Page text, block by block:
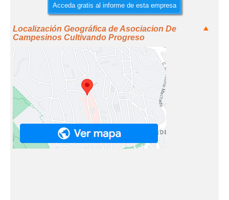
Acceda gratis al informe de esta empresa
Localización Geográfica de Asociacion De
Campesinos Cultivando Progreso